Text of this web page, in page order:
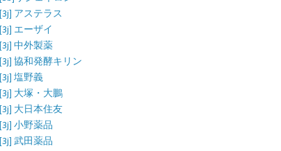
[3j] アステラス
[3j] エーザイ
[3j] 中外製薬
[3j] 協和発酵キリン
[3j] 塩野義
[3j] 大塚・大鵬
[3j] 大日本住友
[3j] 小野薬品
[3j] 武田薬品